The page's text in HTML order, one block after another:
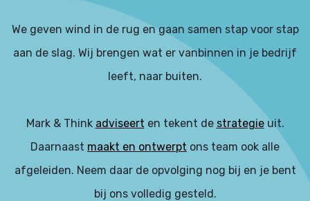
We geven wind in de rug en gaan samen stap voor stap
aan de slag. Wij brengen wat er vanbinnen in je bedrijf
leeft, naar buiten.
Mark & Think adviseert en tekent de strategieuit.
Daarnaast maakt en ontwerpt ons team ook alle
afgeleiden. Neem daar de opvolging nog bij en je bent
bij ons volledig gesteld.